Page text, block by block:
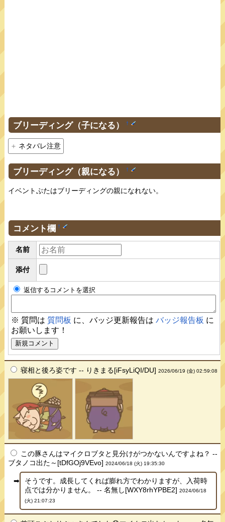
ブリーディング（子になる） †
ネタバレ注意
ブリーディング（親になる） †
イベントぶたはブリーディングの親になれない。
コメント欄 †
名前
添付
返信するコメントを選択
※ 質問は 質問板 に、バッジ更新報告はバッジ報告板 に
お願いします！
寝相と後ろ姿です -- りきまる[iFsyLiQI/DU]2026/06/19 (金) 02:59:08
この豚さんはマイクロブタと見分けがつかないんですよね？ --
ブタノコ出た～[tDfGOj9VEvo]2024/06/18 (火) 19:35:30
そうです。成長してくれば膨れ方でわかりますが、入荷時
点では分かりません。 -- 名無し[WXY8rhYPBE2] 2024/06/18
(火) 21:07:23